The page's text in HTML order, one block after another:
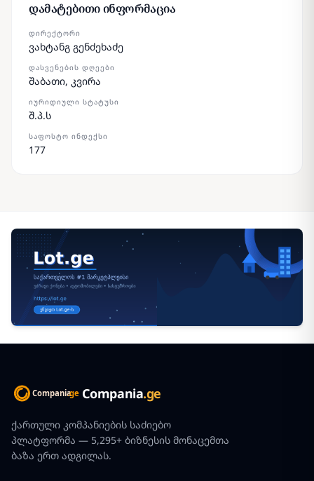
დამატებითი ინფორმაცია
ᲓᲘᲠᲔᲥᲢᲝᲠᲘ
ვახტანგ გენძეხაძე
ᲓᲐᲡᲕᲔᲜᲔᲑᲘᲡ ᲓᲦᲔᲔᲑᲘ
შაბათი, კვირა
ᲘᲣᲠᲘᲓᲘᲣᲚᲘ ᲡᲢᲐᲢᲣᲡᲘ
შ.პ.ს
ᲡᲐᲤᲝᲡᲢᲝ ᲘᲜᲓᲔᲥᲡᲘ
177
Compania.ge
ქართული კომპანიების საძიებო
პლატფორმა — 5,295+ ბიზნესის მონაცემთა
ბაზა ერთ ადგილას.